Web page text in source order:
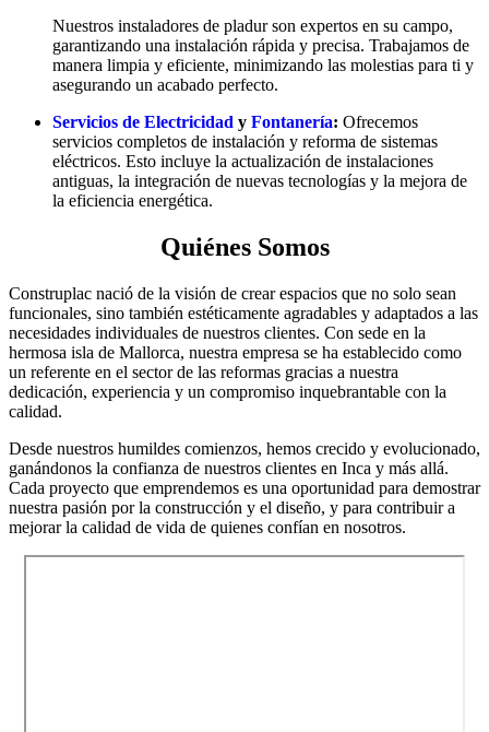
Nuestros instaladores de pladur son expertos en su campo,
garantizando una instalación rápida y precisa. Trabajamos de
manera limpia y eficiente, minimizando las molestias para ti y
asegurando un acabado perfecto.
Servicios de Electricidad y Fontanería: Ofrecemos
servicios completos de instalación y reforma de sistemas
eléctricos. Esto incluye la actualización de instalaciones
antiguas, la integración de nuevas tecnologías y la mejora de
la eficiencia energética.
Quiénes Somos
Construplac nació de la visión de crear espacios que no solo sean
funcionales, sino también estéticamente agradables y adaptados a las
necesidades individuales de nuestros clientes. Con sede en la
hermosa isla de Mallorca, nuestra empresa se ha establecido como
un referente en el sector de las reformas gracias a nuestra
dedicación, experiencia y un compromiso inquebrantable con la
calidad.
Desde nuestros humildes comienzos, hemos crecido y evolucionado,
ganándonos la confianza de nuestros clientes en Inca y más allá.
Cada proyecto que emprendemos es una oportunidad para demostrar
nuestra pasión por la construcción y el diseño, y para contribuir a
mejorar la calidad de vida de quienes confían en nosotros.